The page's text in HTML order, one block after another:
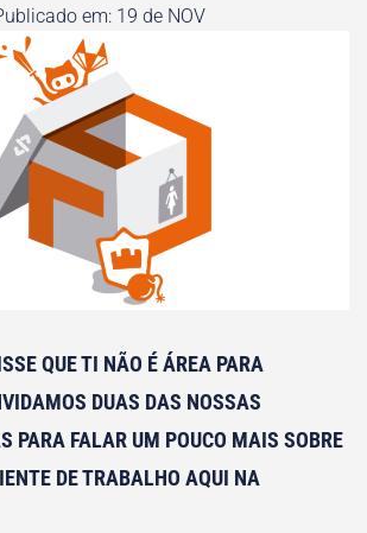
em: 19 de NOV
QUE TI NÃO É ÁREA PARA
DUAS DAS NOSSAS
PARA FALAR UM POUCO MAIS SOBRE
DE TRABALHO AQUI NA